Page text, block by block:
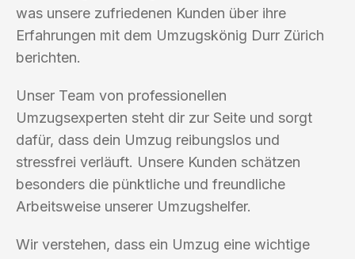
was unsere zufriedenen Kunden über ihre
Erfahrungen mit dem Umzugskönig Durr Zürich
berichten.
Unser Team von professionellen
Umzugsexperten steht dir zur Seite und sorgt
dafür, dass dein Umzug reibungslos und
stressfrei verläuft. Unsere Kunden schätzen
besonders die pünktliche und freundliche
Arbeitsweise unserer Umzugshelfer.
Wir verstehen, dass ein Umzug eine wichtige